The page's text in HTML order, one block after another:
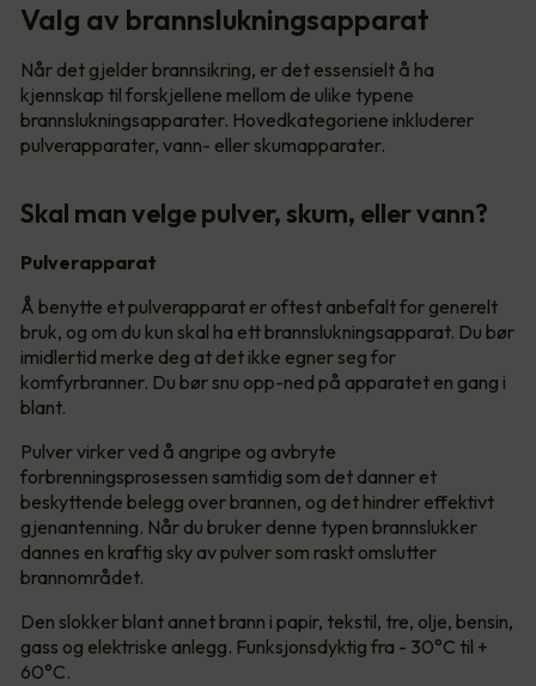
Valg av brannslukningsapparat
Når det gjelder brannsikring, er det essensielt å ha
kjennskap til forskjellene mellom de ulike typene
brannslukningsapparater. Hovedkategoriene inkluderer
pulverapparater, vann- eller skumapparater.
Skal man velge pulver, skum, eller vann?
Pulverapparat
Å benytte et pulverapparat er oftest anbefalt for generelt
bruk, og om du kun skal ha ett brannslukningsapparat. Du bør
imidlertid merke deg at det ikke egner seg for
komfyrbranner. Du bør snu opp-ned på apparatet en gang i
blant.
Pulver virker ved å angripe og avbryte
forbrenningsprosessen samtidig som det danner et
beskyttende belegg over brannen, og det hindrer effektivt
gjenantenning. Når du bruker denne typen brannslukker
dannes en kraftig sky av pulver som raskt omslutter
brannområdet.
Den slokker blant annet brann i papir, tekstil, tre, olje, bensin,
gass og elektriske anlegg. Funksjonsdyktig fra - 30°C til +
60°C.